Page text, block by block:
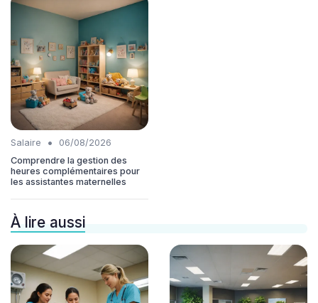
Salaire •
06/08/2026
Comprendre la gestion des
heures complémentaires pour
les assistantes maternelles
À lire aussi